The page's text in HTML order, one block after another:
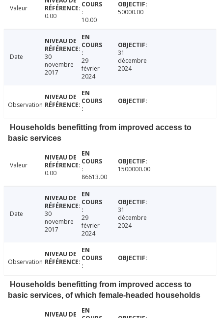
Valeur
0.00
10.00
50000.00
Date
30
novembre
2017
29
février
2024
31
décembre
2024
Observation
Households benefitting from improved access to
basic services
Valeur
0.00
86613.00
1500000.00
Date
30
novembre
2017
29
février
2024
31
décembre
2024
Observation
Households benefitting from improved access to
basic services, of which female-headed households